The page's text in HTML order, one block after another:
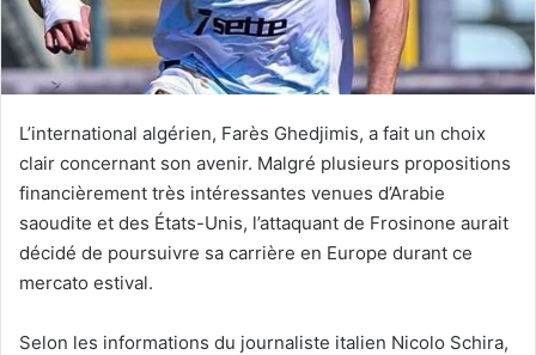
L’international algérien, Farès Ghedjimis, a fait un choix
clair concernant son avenir. Malgré plusieurs propositions
financièrement très intéressantes venues d’Arabie
saoudite et des États-Unis, l’attaquant de Frosinone aurait
décidé de poursuivre sa carrière en Europe durant ce
mercato estival.
Selon les informations du journaliste italien Nicolo Schira,